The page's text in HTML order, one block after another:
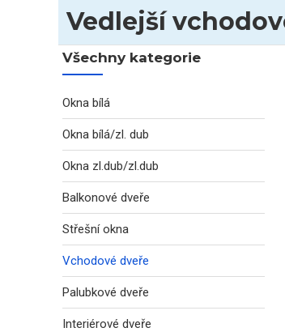
Vedlejší
Všechny kategorie
Okna bílá
Okna bílá/zl. dub
Okna zl.dub/zl.dub
Balkonové dveře
Střešní okna
Vchodové dveře
Palubkové dveře
Interiérové dveře